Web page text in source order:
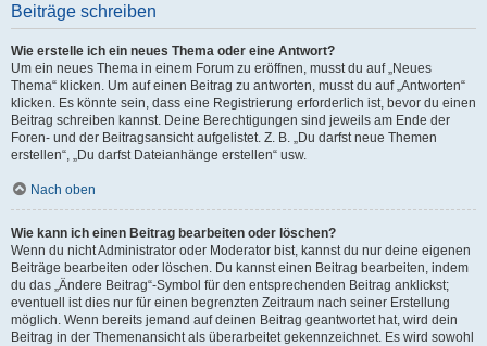
Beiträge schreiben
Wie erstelle ich ein neues Thema oder eine Antwort?
Um ein neues Thema in einem Forum zu eröffnen, musst du auf „Neues
Thema“ klicken. Um auf einen Beitrag zu antworten, musst du auf „Antworten“
klicken. Es könnte sein, dass eine Registrierung erforderlich ist, bevor du einen
Beitrag schreiben kannst. Deine Berechtigungen sind jeweils am Ende der
Foren- und der Beitragsansicht aufgelistet. Z. B. „Du darfst neue Themen
erstellen“, „Du darfst Dateianhänge erstellen“ usw.
Nach oben
Wie kann ich einen Beitrag bearbeiten oder löschen?
Wenn du nicht Administrator oder Moderator bist, kannst du nur deine eigenen
Beiträge bearbeiten oder löschen. Du kannst einen Beitrag bearbeiten, indem
du das „Ändere Beitrag“-Symbol für den entsprechenden Beitrag anklickst;
eventuell ist dies nur für einen begrenzten Zeitraum nach seiner Erstellung
möglich. Wenn bereits jemand auf deinen Beitrag geantwortet hat, wird dein
Beitrag in der Themenansicht als überarbeitet gekennzeichnet. Es wird sowohl